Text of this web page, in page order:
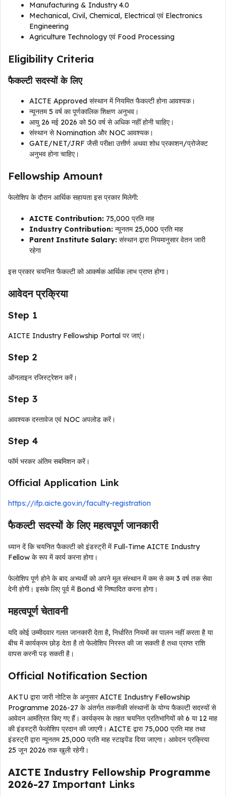
Manufacturing & Industry 4.0
Mechanical, Civil, Chemical, Electrical एवं Electronics
Engineering
Agriculture Technology एवं Food Processing
Eligibility Criteria
फैकल्टी सदस्यों के लिए
AICTE Approved संस्थान में नियमित फैकल्टी होना आवश्यक।
न्यूनतम 5 वर्ष का पूर्णकालिक शिक्षण अनुभव।
आयु 26 मई 2026 को 50 वर्ष से अधिक नहीं होनी चाहिए।
संस्थान से Nomination और NOC आवश्यक।
GATE/NET/JRF जैसी परीक्षा उत्तीर्ण अथवा शोध प्रकाशन/प्रोजेक्ट
अनुभव होना चाहिए।
Fellowship Amount
फेलोशिप के दौरान आर्थिक सहायता इस प्रकार मिलेगी:
AICTE Contribution: ₹75,000 प्रति माह
Industry Contribution: न्यूनतम ₹25,000 प्रति माह
Parent Institute Salary: संस्थान द्वारा नियमानुसार वेतन जारी
रहेगा
इस प्रकार चयनित फैकल्टी को आकर्षक आर्थिक लाभ प्राप्त होगा।
आवेदन प्रक्रिया
Step 1
AICTE Industry Fellowship Portal पर जाएं।
Step 2
ऑनलाइन रजिस्ट्रेशन करें।
Step 3
आवश्यक दस्तावेज एवं NOC अपलोड करें।
Step 4
फॉर्म भरकर अंतिम सबमिशन करें।
Official Application Link
https://ifp.aicte.gov.in/faculty-registration
फैकल्टी सदस्यों के लिए महत्वपूर्ण जानकारी
ध्यान दें कि चयनित फैकल्टी को इंडस्ट्री में Full-Time AICTE Industry
Fellow के रूप में कार्य करना होगा।
फेलोशिप पूर्ण होने के बाद अभ्यर्थी को अपने मूल संस्थान में कम से कम 3 वर्ष तक सेवा
देनी होगी। इसके लिए पूर्व में Bond भी निष्पादित करना होगा।
महत्वपूर्ण चेतावनी
यदि कोई उम्मीदवार गलत जानकारी देता है, निर्धारित नियमों का पालन नहीं करता है या
बीच में कार्यक्रम छोड़ देता है तो फेलोशिप निरस्त की जा सकती है तथा प्राप्त राशि
वापस करनी पड़ सकती है।
Official Notification Section
AKTU द्वारा जारी नोटिस के अनुसार AICTE Industry Fellowship
Programme 2026-27 के अंतर्गत तकनीकी संस्थानों के योग्य फैकल्टी सदस्यों से
आवेदन आमंत्रित किए गए हैं। कार्यक्रम के तहत चयनित प्रतिभागियों को 6 या 12 माह
की इंडस्ट्री फेलोशिप प्रदान की जाएगी। AICTE द्वारा ₹75,000 प्रति माह तथा
इंडस्ट्री द्वारा न्यूनतम ₹25,000 प्रति माह स्टाइपेंड दिया जाएगा। आवेदन प्रक्रिया
25 जून 2026 तक खुली रहेगी।
AICTE Industry Fellowship Programme
2026-27 Important Links